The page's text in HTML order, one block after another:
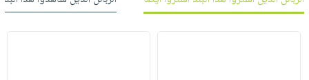
اكسسواراتالقراءة
iKitab